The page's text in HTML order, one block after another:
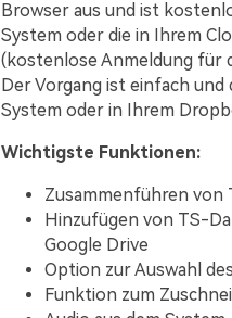
Browser aus und ist
System oder die in Ihrem
(kostenlose Anmeldung für
Der Vorgang ist einfach
System oder in Ihrem
Wichtigste Funktionen:
Zusammenführen von
Hinzufügen von TS-
Google Drive
Option zur Auswahl
Funktion zum